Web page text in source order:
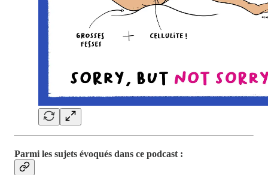
Parmi les sujets évoqués dans ce podcast :